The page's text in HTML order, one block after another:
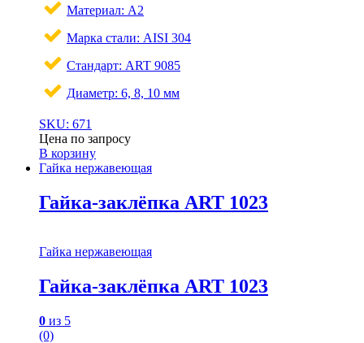
Материал: A2
Марка стали: AISI 304
Стандарт: ART 9085
Диаметр: 6, 8, 10 мм
SKU: 671
Цена по запросу
В корзину
Гайка нержавеющая
Гайка-заклёпка ART 1023
Гайка нержавеющая
Гайка-заклёпка ART 1023
0 из 5
(0)